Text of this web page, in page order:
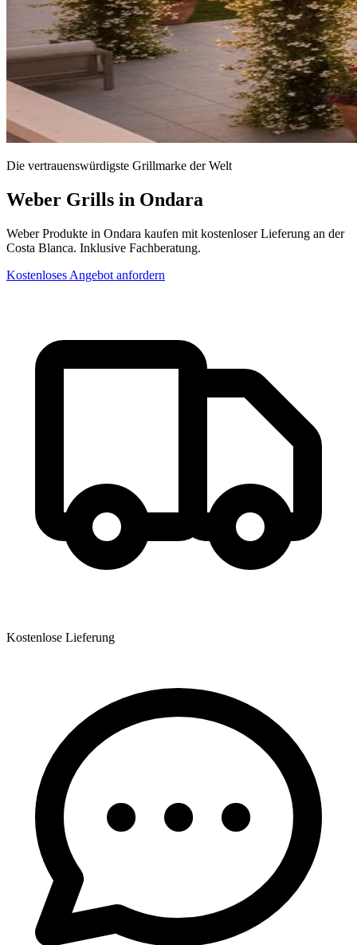
Die vertrauenswürdigste Grillmarke der Welt
Weber Grills in Ondara
Weber Produkte in Ondara kaufen mit kostenloser Lieferung an der
Costa Blanca. Inklusive Fachberatung.
Kostenloses Angebot anfordern
Kostenlose Lieferung